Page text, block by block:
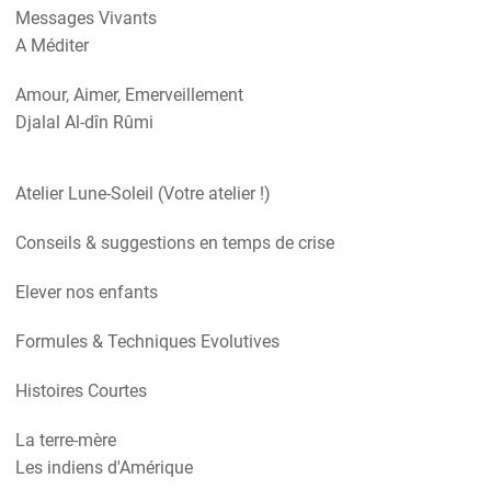
Messages Vivants
A Méditer
Amour, Aimer, Emerveillement
Djalal Al-dîn Rûmi
Atelier Lune-Soleil (Votre atelier !)
Conseils & suggestions en temps de crise
Elever nos enfants
Formules & Techniques Evolutives
Histoires Courtes
La terre-mère
Les indiens d'Amérique